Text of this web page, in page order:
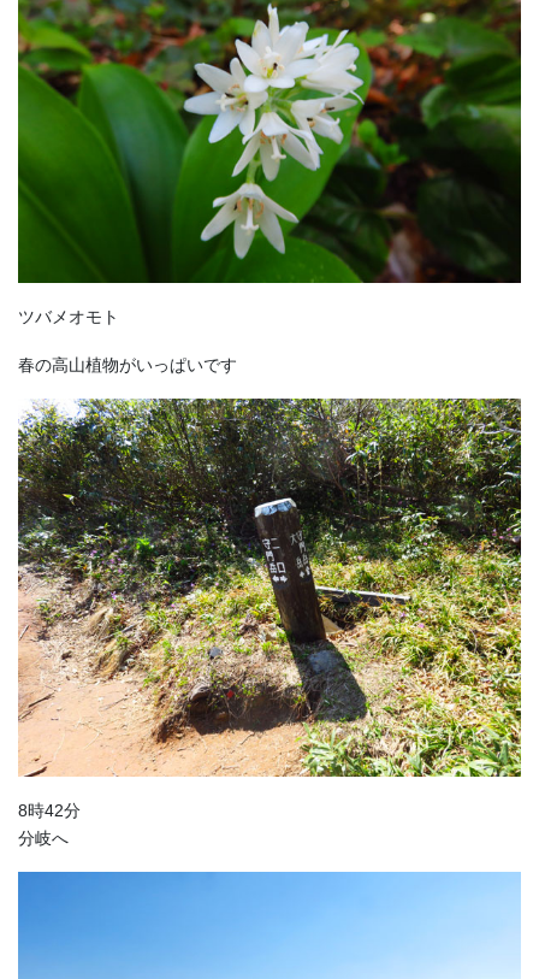
ツバメオモト
春の高山植物がいっぱいです
8時42分
分岐へ